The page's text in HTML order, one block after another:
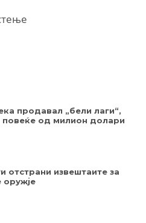
продавал „бели лаги“,
повеќе од милион долари
отстрани извештаите за
оружје